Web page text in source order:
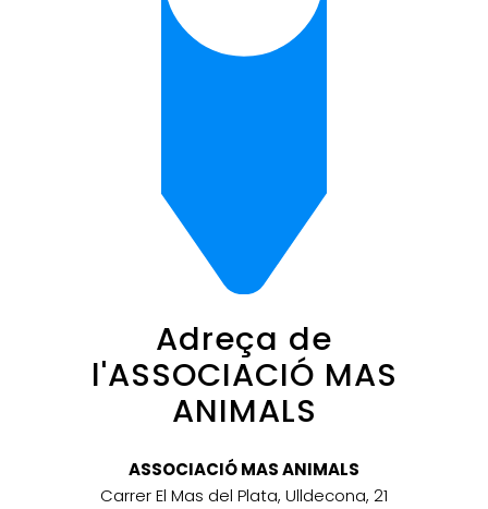
Adreça de
l'ASSOCIACIÓ MAS
ANIMALS
ASSOCIACIÓ MAS ANIMALS
Carrer El Mas del Plata, Ulldecona, 21